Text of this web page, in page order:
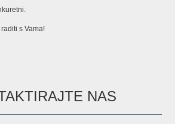
s Vama!
NAS